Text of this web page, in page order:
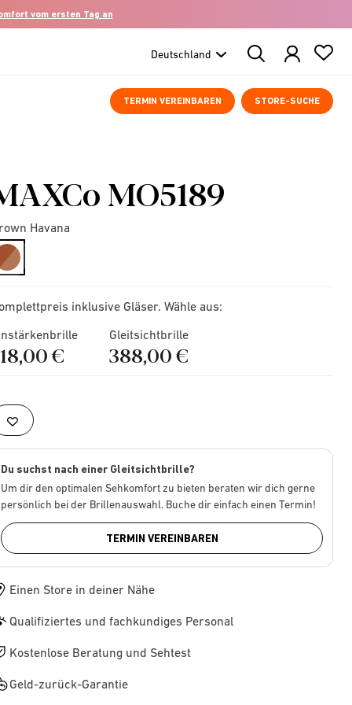
vom ersten Tag an
Search
Products
TERMIN VEREINBAREN STORE-SUCHE
MO5189
Havana
selected
inklusive Gläser. Wähle aus:
€
Gleitsichtbrille
388,00 €
Du suchst nach einer Gleitsichtbrille?
Um dir den optimalen Sehkomfort zu bieten beraten wir dich gerne
persönlich bei der Brillenauswahl. Buche dir einfach einen Termin!
TERMIN VEREINBAREN
Einen Store in deiner Nähe
Qualifiziertes und fachkundiges Personal
Kostenlose Beratung und Sehtest
Geld-zurück-Garantie